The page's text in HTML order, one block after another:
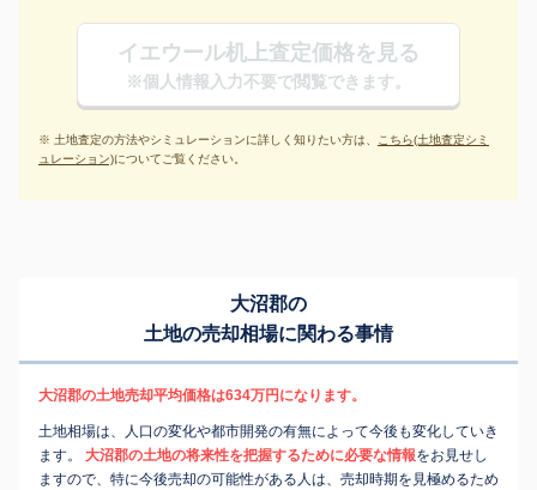
イエウール机上査定価格を見る
※個人情報入力不要で閲覧できます。
※ 土地査定の方法やシミュレーションに詳しく知りたい方は、 こちら(土地査定シミ
ュレーション)についてご覧ください。
大沼郡の
土地の売却相場に関わる事情
大沼郡の土地売却平均価格は634万円になります。
土地相場は、人口の変化や都市開発の有無によって今後も変化していき
ます。
大沼郡の土地の将来性を把握するために必要な情報をお見せし
ますので、特に今後売却の可能性がある人は、売却時期を見極めるため